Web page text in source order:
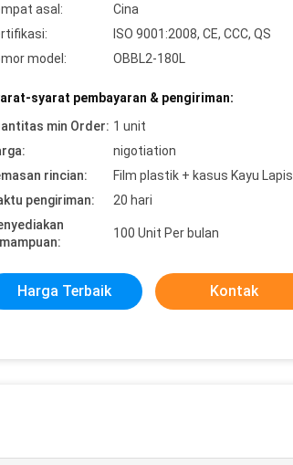
asal:
Cina
ISO 9001:2008, CE, CCC, QS
model:
OBBL2-180L
syarat pembayaran & pengiriman:
min Order: 1 unit
nigotiation
rincian:
Film plastik + kasus Kayu Lapis
pengiriman:
20 hari
100 Unit Per bulan
Harga Terbaik Kontak